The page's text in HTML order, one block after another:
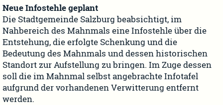
Neue Infostehle geplant
Die Stadtgemeinde Salzburg beabsichtigt, im
Nahbereich des Mahnmals eine Infostehle über die
Entstehung, die erfolgte Schenkung und die
Bedeutung des Mahnmals und dessen historischen
Standort zur Aufstellung zu bringen. Im Zuge dessen
soll die im Mahnmal selbst angebrachte Infotafel
aufgrund der vorhandenen Verwitterung entfernt
werden.